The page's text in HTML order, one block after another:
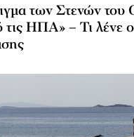
των Στενών του
τις ΗΠΑ» – Τι λένε